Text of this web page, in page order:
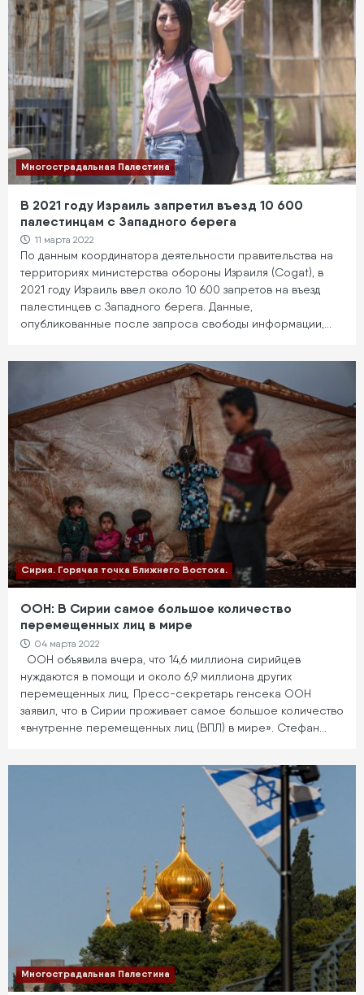
Многострадальная Палестина
В 2021 году Израиль запретил въезд 10 600
палестинцам с Западного берега
11 марта 2022
По данным координатора деятельности правительства на
территориях министерства обороны Израиля (Cogat), в
2021 году Израиль ввел около 10 600 запретов на въезд
палестинцев с Западного берега. Данные,
опубликованные после запроса свободы информации,…
Сирия. Горячая точка Ближнего Востока.
ООН: В Сирии самое большое количество
перемещенных лиц в мире
04 марта 2022
ООН объявила вчера, что 14,6 миллиона сирийцев
нуждаются в помощи и около 6,9 миллиона других
перемещенных лиц. Пресс-секретарь генсека ООН
заявил, что в Сирии проживает самое большое количество
«внутренне перемещенных лиц (ВПЛ) в мире». Стефан…
Многострадальная Палестина